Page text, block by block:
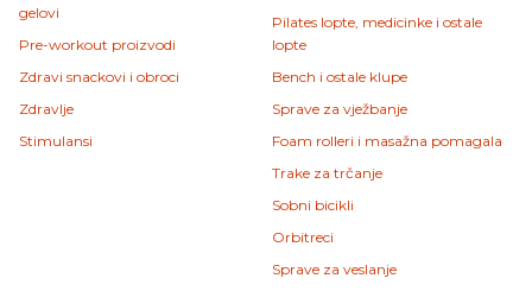
gelovi
Pre-workout proizvodi
Zdravi snackovi i obroci
Zdravlje
Stimulansi
Pilates lopte, medicinke i ostale
lopte
Bench i ostale klupe
Sprave za vježbanje
Foam rolleri i masažna pomagala
Trake za trčanje
Sobni bicikli
Orbitreci
Sprave za veslanje